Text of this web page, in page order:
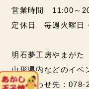
営業時間 11:00～
定休日 毎週火曜日
明石夢工房やまがた
山形県内などのイベ
問い合わせ先：078-